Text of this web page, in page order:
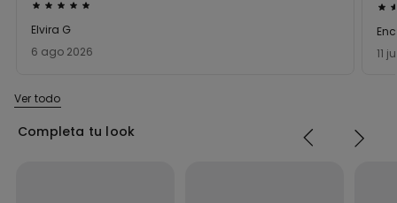
Calificación
de
5
6 ago 2026
Elvira G
de
5
11
Ver todo
Completa tu look